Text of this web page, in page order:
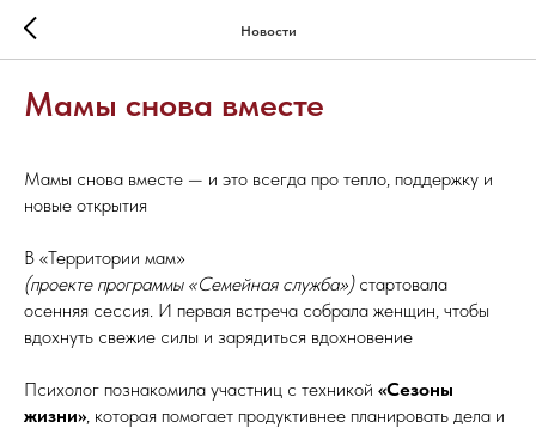
Новости
Мамы снова вместе
Мамы снова вместе — и это всегда про тепло, поддержку и
новые открытия
В «Территории мам»
(проекте программы «Семейная служба»)стартовала
осенняя сессия. И первая встреча собрала женщин, чтобы
вдохнуть свежие силы и зарядиться вдохновение
Психолог познакомила участниц с техникой «Сезоны
жизни», которая помогает продуктивнее планировать дела и